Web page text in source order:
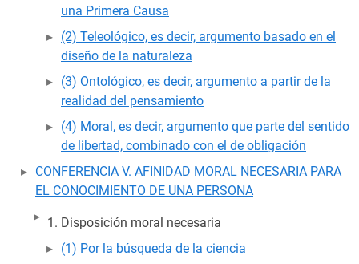
una Primera Causa
(2) Teleológico, es decir, argumento basado en el
diseño de la naturaleza
(3) Ontológico, es decir, argumento a partir de la
realidad del pensamiento
(4) Moral, es decir, argumento que parte del sentido
de libertad, combinado con el de obligación
CONFERENCIA V. AFINIDAD MORAL NECESARIA PARA
EL CONOCIMIENTO DE UNA PERSONA
Disposición moral necesaria
(1) Por la búsqueda de la ciencia